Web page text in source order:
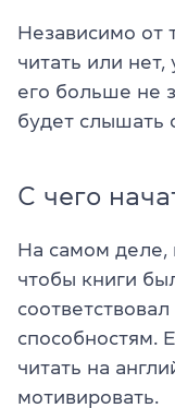
Независимо от
читать или нет,
его больше не
будет слышать
С чего
На самом деле,
чтобы книги
способностям.
читать на
мотивировать.